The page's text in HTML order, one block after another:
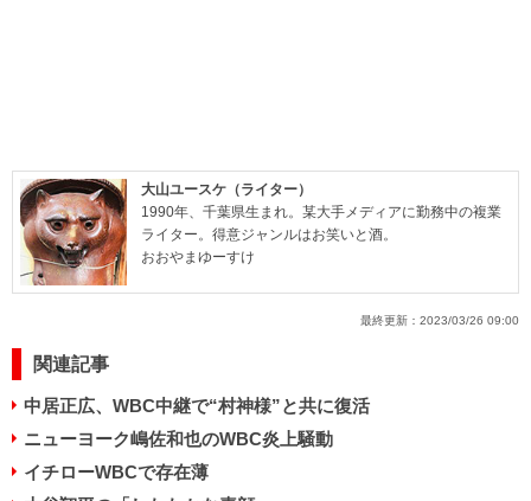
大山ユースケ（ライター）
1990年、千葉県生まれ。某大手メディアに勤務中の複業
ライター。得意ジャンルはお笑いと酒。
おおやまゆーすけ
最終更新： 2023/03/26 09:00
関連記事
中居正広、WBC中継で“村神様”と共に復活
ニューヨーク嶋佐和也のWBC炎上騒動
イチローWBCで存在薄